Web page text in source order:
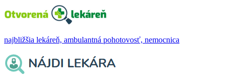
najbližšia lekáreň, ambulantná pohotovosť, nemocnica